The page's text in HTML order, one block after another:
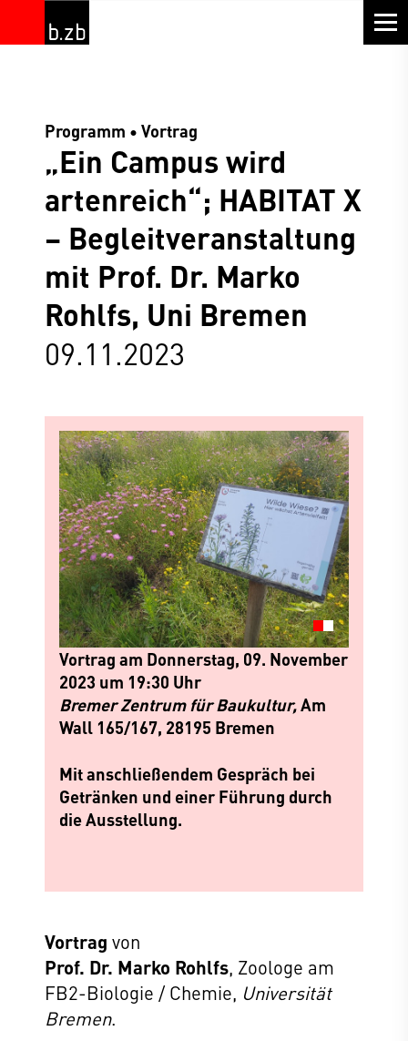
Programm • Vortrag
„Ein Campus wird
artenreich“; HABITAT X
– Begleitveranstaltung
mit Prof. Dr. Marko
Rohlfs, Uni Bremen
09.11.2023
Vortrag am Donnerstag, 09. November
2023 um 19:30 Uhr
Bremer Zentrum für Baukultur,Am
Wall 165/167, 28195 Bremen
Mit anschließendem Gespräch bei
Getränken und einer Führung durch
die Ausstellung.
Vortrag von
Prof. Dr. Marko Rohlfs, Zoologe am
FB2-Biologie / Chemie, Universität
Bremen.